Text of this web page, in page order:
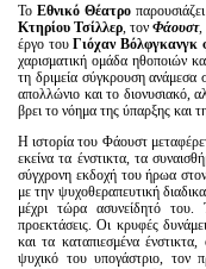
ΤοΕθνικό Θέατρο
Κτηρίου Τσίλλερ , τονΦάουστ,
έργο τουΓιόχαν Βόλφγκανγκ
χαρισματική ομάδα ηθοποιών
τη δριμεία σύγκρουση
απολλώνιο και το διονυσιακό,
βρει το νόημα της ύπαρξης και
Η ιστορία του Φάουστ
εκείνα τα ένστικτα, τα
σύγχρονη εκδοχή του ήρωα
με την ψυχοθεραπευτική
μέχρι τώρα ασυνείδητό του.
προεκτάσεις. Οι κρυφές
και τα καταπιεσμένα
ψυχικό του υπογάστριο, τον